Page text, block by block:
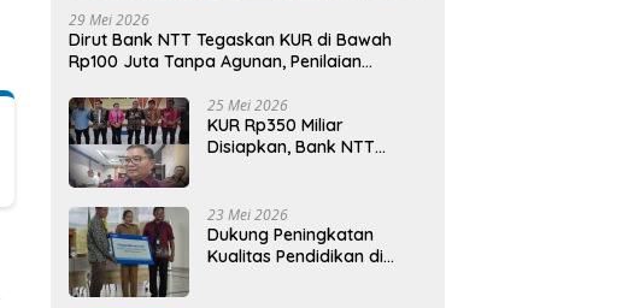
29 Mei 2026
Dirut Bank NTT Tegaskan KUR di Bawah
Rp100 Juta Tanpa Agunan, Penilaian
25 Mei 2026
KUR Rp350 Miliar
Disiapkan, Bank NTT
23 Mei 2026
Dukung Peningkatan
Kualitas Pendidikan di